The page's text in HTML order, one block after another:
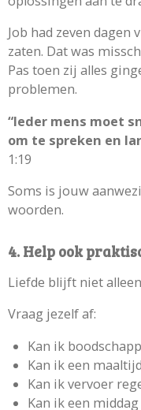
Job had zeven
zaten. Dat was
Pas toen zij alles
problemen.
“Ieder mens moet
om te spreken en
1:19
Soms is jouw
woorden.
4. Help ook
Liefde blijft niet
Vraag jezelf af:
Kan ik
Kan ik een
Kan ik vervoer
Kan ik een